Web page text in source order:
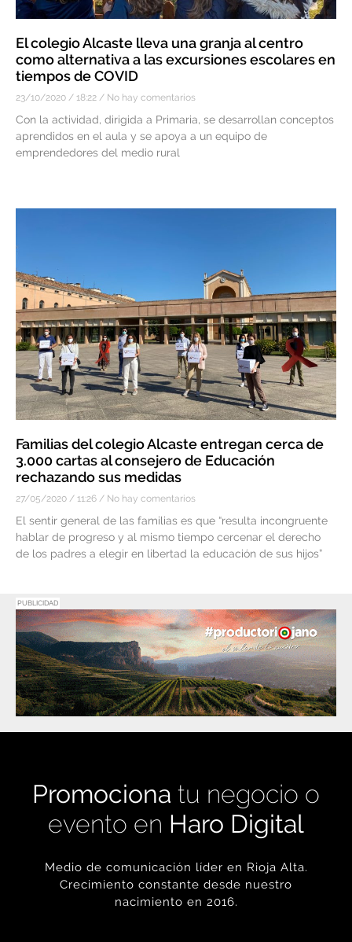
El colegio Alcaste lleva una granja al centro
como alternativa a las excursiones escolares en
tiempos de COVID
23/10/2020 18:22 No hay comentarios
Con la actividad, dirigida a Primaria, se desarrollan conceptos
aprendidos en el aula y se apoya a un equipo de
emprendedores del medio rural
Familias del colegio Alcaste entregan cerca de
3.000 cartas al consejero de Educación
rechazando sus medidas
27/05/2020 11:26 No hay comentarios
El sentir general de las familias es que “resulta incongruente
hablar de progreso y al mismo tiempo cercenar el derecho
de los padres a elegir en libertad la educación de sus hijos”
PUBLICIDAD
Promociona tu negocio o
evento en Haro Digital
Medio de comunicación líder en Rioja Alta.
Crecimiento constante desde nuestro
nacimiento en 2016.